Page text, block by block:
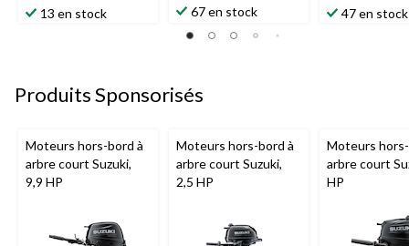
13 en stock 67 en stock 47 en stock
Produits Sponsorisés
Moteurs hors-bord à
arbre court Suzuki,
9,9 HP
Moteurs hors-bord à
arbre court Suzuki,
2,5 HP
Moteurs
arbre court
HP